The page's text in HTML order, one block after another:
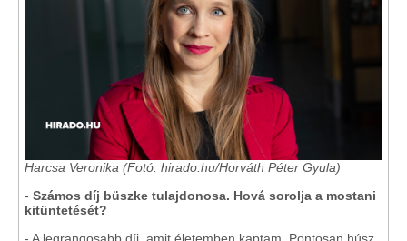
Harcsa Veronika (Fotó: hirado.hu/Horváth Péter Gyula)
- Számos díj büszke tulajdonosa. Hová sorolja a mostani
kitüntetését?
- A legrangosabb díj, amit életemben kaptam. Pontosan húsz